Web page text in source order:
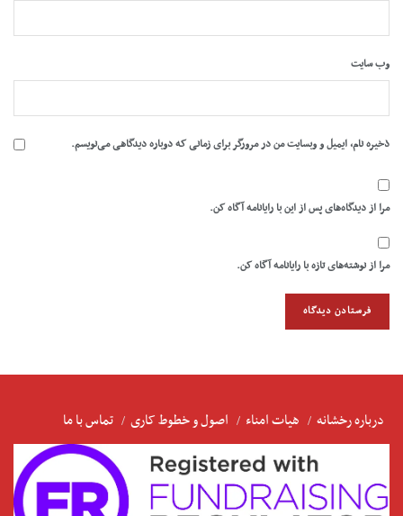
وب‌ سایت
ذخیره نام، ایمیل و وبسایت من در مرورگر برای زمانی که دوباره دیدگاهی می‌نویسم.
مرا از دیدگاه‌های پس از این با رایانامه آگاه کن.
مرا از نوشته‌های تازه با رایانامه آگاه کن.
درباره رخشانه هیات امناء اصول و خطوط کاری تماس با ما